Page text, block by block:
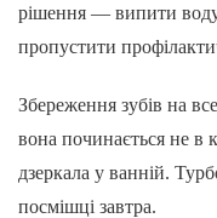
рішення — випити воду
пропустити
Збереження зубів на
вона починається не в
дзеркала у ванній.
посмішці завтра.